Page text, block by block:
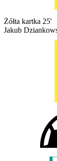
Żółta kartka 25'
Jakub